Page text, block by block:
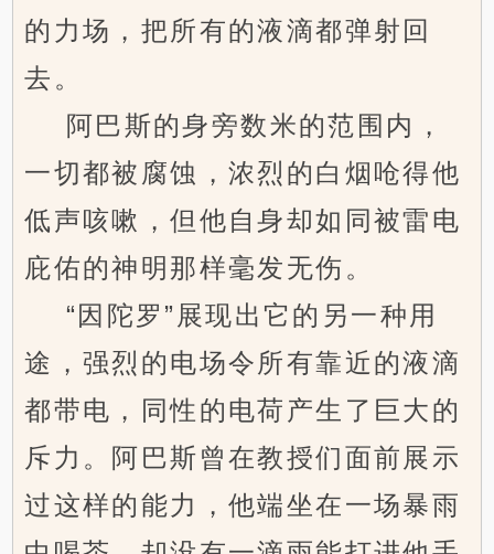
的力场，把所有的液滴都弹射回
去。
阿巴斯的身旁数米的范围内，
一切都被腐蚀，浓烈的白烟呛得他
低声咳嗽，但他自身却如同被雷电
庇佑的神明那样毫发无伤。
“因陀罗”展现出它的另一种用
途，强烈的电场令所有靠近的液滴
都带电，同性的电荷产生了巨大的
斥力。阿巴斯曾在教授们面前展示
过这样的能力，他端坐在一场暴雨